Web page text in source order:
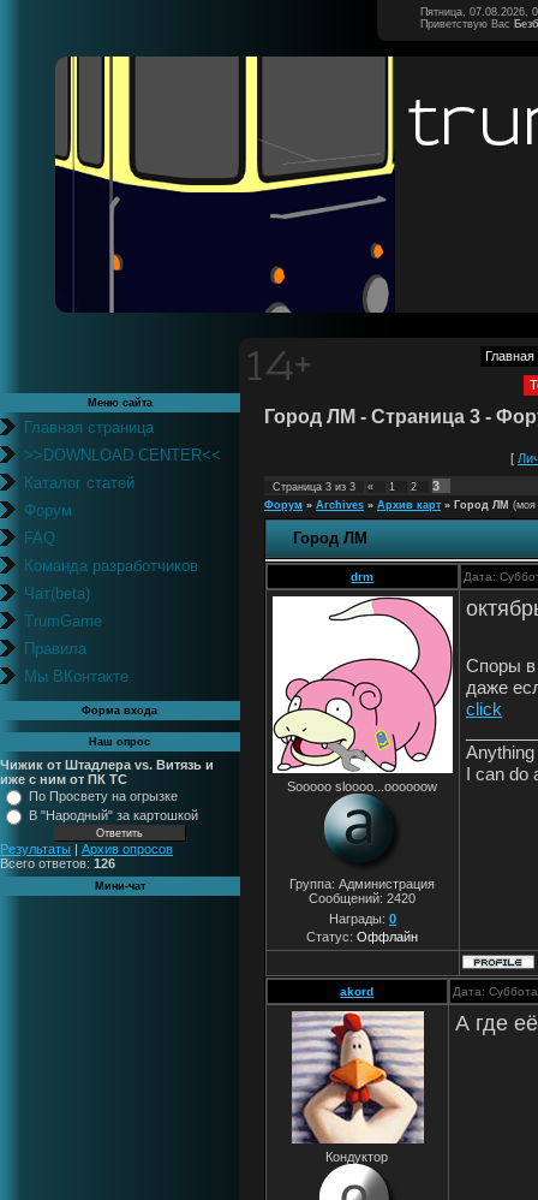
Пятница, 07.08.2026,
Приветствую Вас
Главная
Меню сайта
Главная страница
>>DOWNLOAD CENTER<<
Каталог статей
Форум
FAQ
Команда разработчиков
Чат(beta)
TrumGame
Правила
Мы ВКонтакте
Форма входа
Наш опрос
Чижик от Штадлера vs. Витязь и
иже с ним от ПК ТС
По Просвету на огрызке
В "Народный" за картошкой
Результаты | Архив опросов
Всего ответов: 126
Мини-чат
Город ЛМ - Страница 3 -
[
Страница 3 из 3 « 1 2 3
Форум » Archives » Архив карт » Город ЛМ (моя
Город ЛМ
drm Дата:
Sooooo sloooo...oooooow
Группа: Администрация
Сообщений:2420
Награды: 0
Статус:Оффлайн
Споры в
даже
click
I can do
akord Дата:
Кондуктор
А где